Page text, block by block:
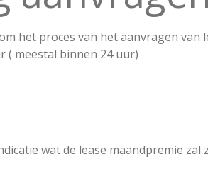
het proces van het aanvragen
( meestal binnen 24 uur)
wat de lease maandpremie